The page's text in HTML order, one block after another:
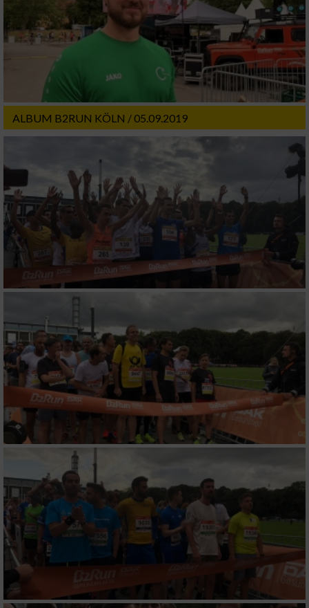
ALBUM B2RUN KÖLN / 05.09.2019